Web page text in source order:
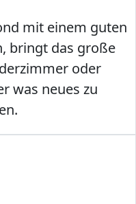
mit einem guten
bringt das große
oder
was neues zu